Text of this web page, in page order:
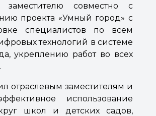
совместно с
проекта «Умный город» с
специалистов по всем
технологий в системе
укреплению работ во всех
отраслевым заместителям и
использование
школ и детских садов,